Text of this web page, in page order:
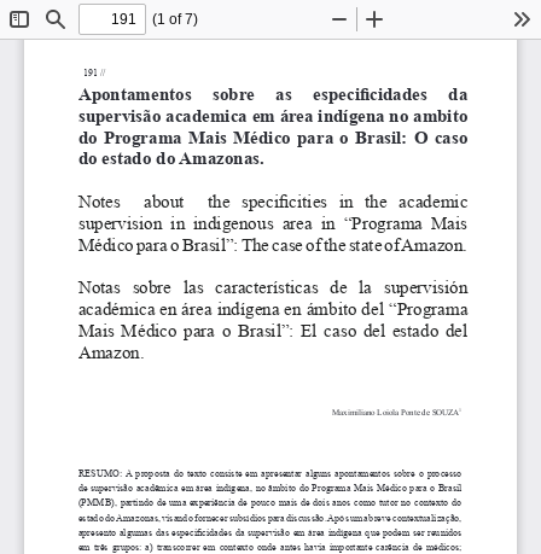
ToggleFind
(1 of 7)
Zoom
  191 //
Apontamentos  sobre  as  especificidades  da
supervisão academica em área indígena no ambito
do Programa Mais Médico para o Brasil: O caso
do estado do Amazonas.
Notes    about    the  specificities  in  the  academic
supervision  in  indigenous  area  in  “Programa  Mais
Médico para o Brasil”: The case of the state of Amazon.
Notas  sobre  las  características  de  la  supervisión
académica en área indígena en ámbito del “Programa
Mais Médico para o Brasil”: El caso del estado del
Amazon.
Maximiliano Loiola Ponte de SOUZA1
RESUMO: A proposta do texto consiste em apresentar alguns apontamentos sobre o processo
de supervisão acadêmica em área indígena, no âmbito do Programa Mais Médico para o Brasil
(PMMB), partindo de uma experiência de pouco mais de dois anos como tutor no contexto do
estado do Amazonas, visando fornecer subsídios para discussão. Após uma breve contextualização,
apresento algumas das especificidades da supervisão em área indígena que podem ser reunidos
em três grupos: a) transcorrer em contexto onde antes havia importante carência de médicos;